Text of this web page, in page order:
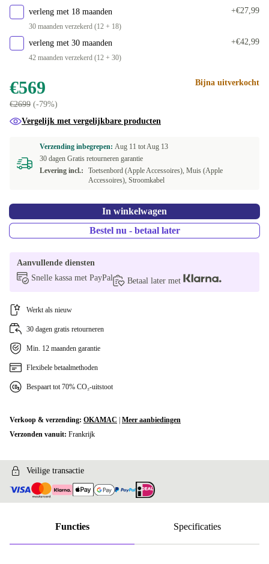
verleng met 18 maanden
30 maanden verzekerd (12 + 18)
+€27,99
verleng met 30 maanden
42 maanden verzekerd (12 + 30)
+€42,99
€569
€2699 (-79%)
Bijna uitverkocht
Vergelijk met vergelijkbare producten
Verzending inbegrepen: Aug 11 totAug 13
30 dagen Gratis retourneren garantie
Levering incl.:
Toetsenbord (Apple Accessoires), Muis (Apple
Accessoires), Stroomkabel
In winkelwagen
Bestel nu - betaal later
Aanvullende diensten
Snelle kassa met PayPal
Betaal later met
Werkt als nieuw
30 dagen gratis retourneren
Min. 12 maanden garantie
Flexibele betaalmethoden
Bespaart tot 70% CO₂-uitstoot
Verkoop & verzending: OKAMAC
Meer aanbiedingen
Verzonden vanuit: Frankrijk
Veilige transactie
Functies Specificaties